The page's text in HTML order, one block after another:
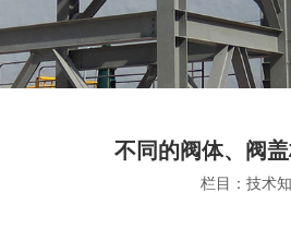
不同的阀体、阀
栏目：技术